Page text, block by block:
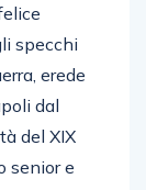
specchi
erede
dal
del XIX
senior e